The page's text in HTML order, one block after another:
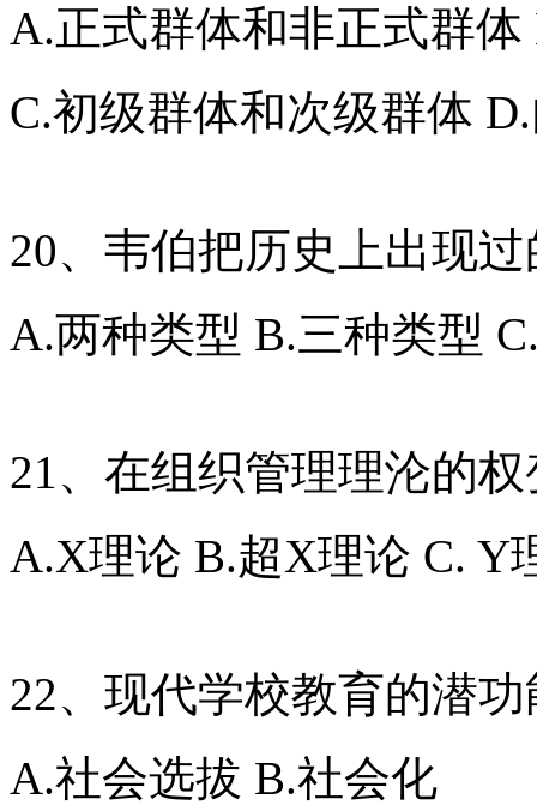
A.正式群体和非正式群
C.初级群体和次级群体
20、韦伯把历史上出现
A.两种类型 B.三种类型
21、在组织管理理沦的
A.X理论 B.超X理论 C. Y
22、现代学校教育的潜
A.社会选拔 B.社会化